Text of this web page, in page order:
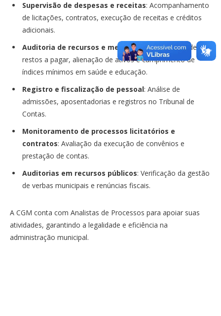
Supervisão de despesas e receitas: Acompanhamento
de licitações, contratos, execução de receitas e créditos
adicionais.
Auditoria de recursos e metas fiscais: Controle de
restos a pagar, alienação de ativos e cumprimento de
índices mínimos em saúde e educação.
Registro e fiscalização de pessoal: Análise de
admissões, aposentadorias e registros no Tribunal de
Contas.
Monitoramento de processos licitatórios e
contratos: Avaliação da execução de convênios e
prestação de contas.
Auditorias em recursos públicos: Verificação da gestão
de verbas municipais e renúncias fiscais.
A CGM conta com Analistas de Processos para apoiar suas
atividades, garantindo a legalidade e eficiência na
administração municipal.